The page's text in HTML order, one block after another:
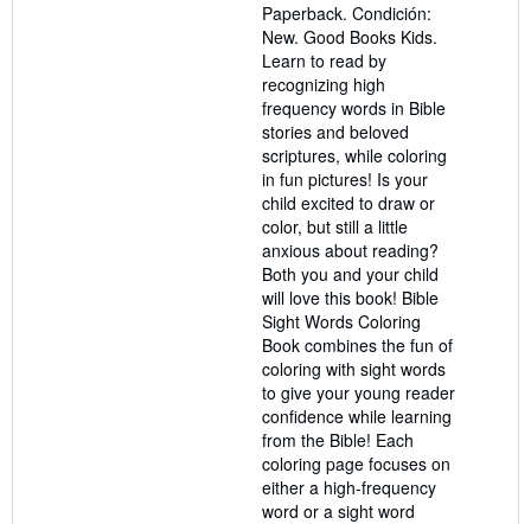
Paperback. Condición:
New. Good Books Kids.
Learn to read by
recognizing high
frequency words in Bible
stories and beloved
scriptures, while coloring
in fun pictures! Is your
child excited to draw or
color, but still a little
anxious about reading?
Both you and your child
will love this book! Bible
Sight Words Coloring
Book combines the fun of
coloring with sight words
to give your young reader
confidence while learning
from the Bible! Each
coloring page focuses on
either a high-frequency
word or a sight word